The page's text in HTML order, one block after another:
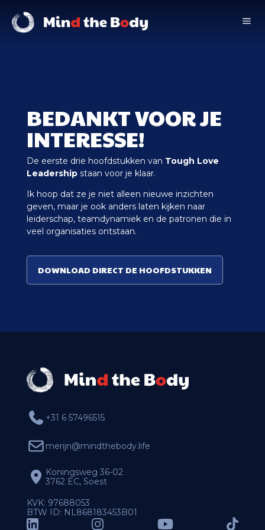
a
BEDANKT VOOR JE
INTERESSE!
De eerste drie hoofdstukken van Tough Love
Leadershipstaan voor je klaar.
Ik hoop dat ze je niet alleen nieuwe inzichten
geven, maar je ook anders laten kijken naar
leiderschap, teamdynamiek en de patronen die in
veel organisaties ontstaan.
DOWNLOAD DIRECT DE HOOFDSTUKKEN
+31 6 57496515
merijn@mindthebody.life
Koningsweg 36-02
3762 EC, Soest
KVK: 97688053
BTW ID: NL868183453B01